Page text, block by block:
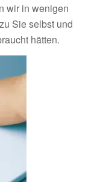
wir in wenigen
Sie selbst und
hätten.